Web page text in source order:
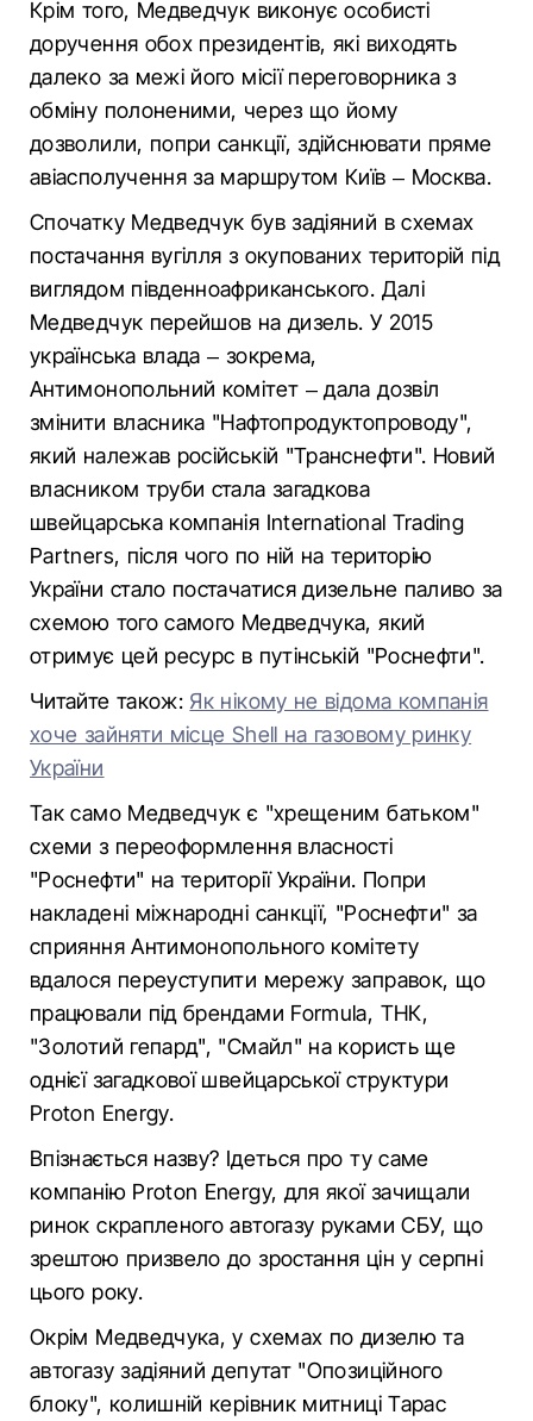
Крім того, Медведчук виконує особисті
доручення обох президентів, які виходять
далеко за межі його місії переговорника з
обміну полоненими, через що йому
дозволили, попри санкції, здійснювати пряме
авіасполучення за маршрутом Київ – Москва.
Спочатку Медведчук був задіяний в схемах
постачання вугілля з окупованих територій під
виглядом південноафриканського. Далі
Медведчук перейшов на дизель. У 2015
українська влада – зокрема,
Антимонопольний комітет – дала дозвіл
змінити власника "Нафтопродуктопроводу",
який належав російській "Транснефти". Новий
власником труби стала загадкова
швейцарська компанія International Trading
Partners, після чого по ній на територію
України стало постачатися дизельне паливо за
схемою того самого Медведчука, який
отримує цей ресурс в путінській "Роснефти".
Читайте також: Як нікому не відома компанія
хоче зайняти місце Shell на газовому ринку
України
Так само Медведчук є "хрещеним батьком"
схеми з переоформлення власності
"Роснефти" на території України. Попри
накладені міжнародні санкції, "Роснефти" за
сприяння Антимонопольного комітету
вдалося переуступити мережу заправок, що
працювали під брендами Formula, ТНК,
"Золотий гепард", "Смайл" на користь ще
однієї загадкової швейцарської структури
Proton Energy.
Впізнається назву? Ідеться про ту саме
компанію Proton Energy, для якої зачищали
ринок скрапленого автогазу руками СБУ, що
зрештою призвело до зростання цін у серпні
цього року.
Окрім Медведчука, у схемах по дизелю та
автогазу задіяний депутат "Опозиційного
блоку", колишній керівник митниці Тарас